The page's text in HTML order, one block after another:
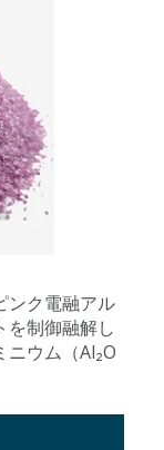
ンク電融アル
を制御融解し
ウム（Al₂O